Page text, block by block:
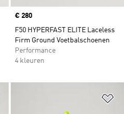
Price
€ 280
F50 HYPERFAST ELITE Laceless
Firm Ground Voetbalschoenen
Performance
4 kleuren